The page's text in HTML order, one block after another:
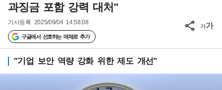
과징금 포함 강력 대처"
기사등록 2025/09/04 14:58:08
구글에서 선호하는 매체로 추가
가가
"기업 보안 역량 강화 위한 제도 개선"